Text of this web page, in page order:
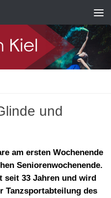
und
am ersten Wochenende
Seniorenwochenende.
seit 33 Jahren und wird
Tanzsportabteilung des